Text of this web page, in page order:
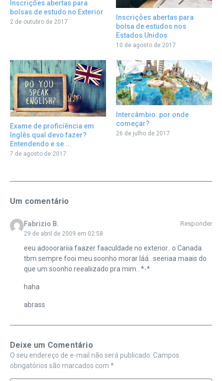
Inscrições abertas para
bolsas de estudo no Exterior
2 de outubro de 2017
Inscrições abertas para
bolsa de estudos nos
Estados Unidos
10 de agosto de 2017
Exame de proficiência em
Inglês qual devo fazer?
Entendendo e se ...
7 de agosto de 2017
Intercâmbio: por onde
começar?
26 de julho de 2017
Um comentário
Fabrizio B.
29 de abril de 2009 em 02:58
Responder
eeu adooorariia faazer faaculdade no exterior.. o Canada
tbm sempre fooi meu soonho morar láá.. seeriaa maais do
que um soonho reealiizado pra mim.. *-*
haha
abrass
Deixe um Comentário
O seu endereço de e-mail não será publicado. Campos
obrigatórios são marcados com *